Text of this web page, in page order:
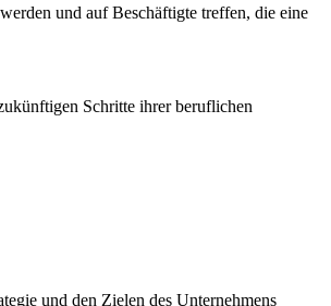
und auf Beschäftigte treffen, die eine
Schritte ihrer beruflichen
und den Zielen des Unternehmens